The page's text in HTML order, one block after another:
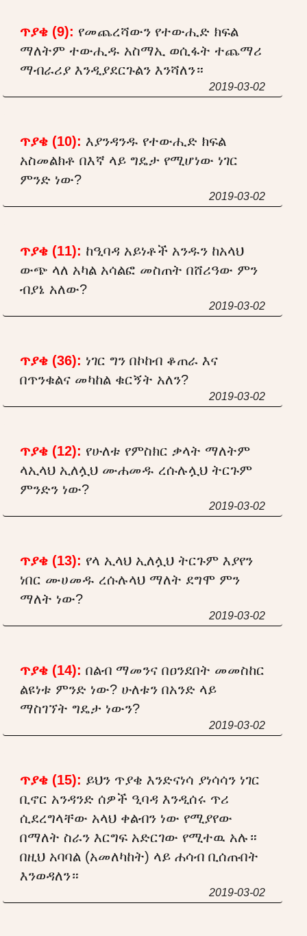
ጥያቄ (9): የመጨረሻውን የተውሒድ ክፍል
ማለትም ተውሒዱ አስማኢ ወሲፋት ተጨማሪ
ማብራሪያ እንዲያደርጉልን እንሻለን።
2019-03-02
ጥያቄ (10): እያንዳንዱ የተውሒድ ክፍል
አስመልክቶ በእኛ ላይ ግዴታ የሚሆነው ነገር
ምንድ ነው?
2019-03-02
ጥያቄ (11): ከዒባዳ አይነቶች አንዱን ከአላህ
ውጭ ላለ አካል አሳልፎ መስጠት በሸሪዓው ምን
ብያኔ አለው?
2019-03-02
ጥያቄ (36): ነገር ግን በኮከብ ቆጠራ እና
በጥንቁልና መካከል ቁርኝት አለን?
2019-03-02
ጥያቄ (12): የሁለቱ የምስክር ቃላት ማለትም
ላኢላህ ኢለሏህ ሙሐመዱ ረሱሉሏህ ትርጉም
ምንድን ነው?
2019-03-02
ጥያቄ (13): የላ ኢላህ ኢለሏህ ትርጉም እያየን
ነበር ሙሀመዱ ረሱሉላህ ማለት ደግሞ ምን
ማለት ነው?
2019-03-02
ጥያቄ (14): በልብ ማመንና በዐንደበት መመስከር
ልዩነቱ ምንድ ነው? ሁለቱን በአንድ ላይ
ማስገኘት ግዴታ ነውን?
2019-03-02
ጥያቄ (15): ይህን ጥያቄ እንድናነሳ ያነሳሳን ነገር
ቢኖር አንዳንድ ሰዎች ዒባዳ እንዲሰሩ ጥሪ
ሲደረግላቸው አላህ ቀልብን ነው የሚያየው
በማለት ስራን እርግፍ አድርገው የሚተዉ አሉ።
በዚህ አባባል (አመለካከት) ላይ ሐሳብ ቢሰጡበት
እንወዳለን።
2019-03-02